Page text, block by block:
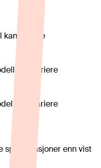
kan variere
kan variere
kan variere
spesifikasjoner enn vist